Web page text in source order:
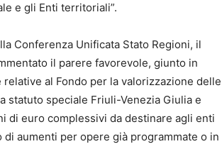
e gli Enti territoriali”.
Conferenza Unificata Stato Regioni, il
il parere favorevole, giunto in
al Fondo per la valorizzazione delle
statuto speciale Friuli-Venezia Giulia e
di euro complessivi da destinare agli enti
aumenti per opere già programmate o in